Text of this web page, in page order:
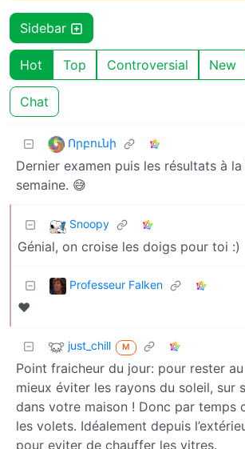
Sidebar
Hot Top Controversial New
Chat
Որբունի
Dernier examen puis les résultats à
semaine. 😅
Snoopy
Génial, on croise les doigs pour toi :)
Professeur Falken
❤️
just_chill M
Point fraicheur du jour: pour rester
mieux éviter les rayons du soleil, sur
dans votre maison ! Donc par temps
les volets. Idéalement depuis
pour eviter de chauffer les vitres.